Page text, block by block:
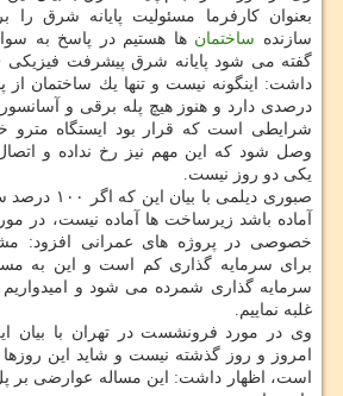
بعنوان كارفرما مسئولیت پایانه شرق را
سازنده ساختمان ها هستیم در پاسخ به
درصدی دارد و هنوز هیچ پله برقی و
وصل شود كه این مهم نیز رخ نداده و اتصال
یكی دو روز نیست.
صبوری دیلمی
آماده باشد زیرساخت ها آماده نیست، در
خصوصی در پروژه های عمرانی
برای سرمایه گذاری كم است و این به
سرمایه گذاری شمرده می شود و امیدواریم
غلبه نماییم.
وی در مورد فرونشست در تهران با بیان
امروز و روز گذشته نیست و شاید این
است، اظهار داشت: این مساله عوارضی بر پل